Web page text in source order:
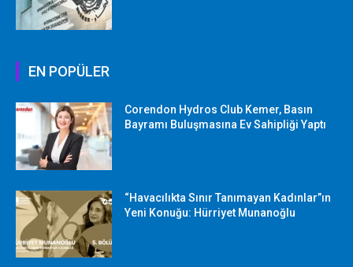
EN POPÜLER
Corendon Hydros Club Kemer, Basın
Bayramı Buluşmasına Ev Sahipliği Yaptı
“Havacılıkta Sınır Tanımayan Kadınlar”ın
Yeni Konuğu: Hürriyet Munanoğlu